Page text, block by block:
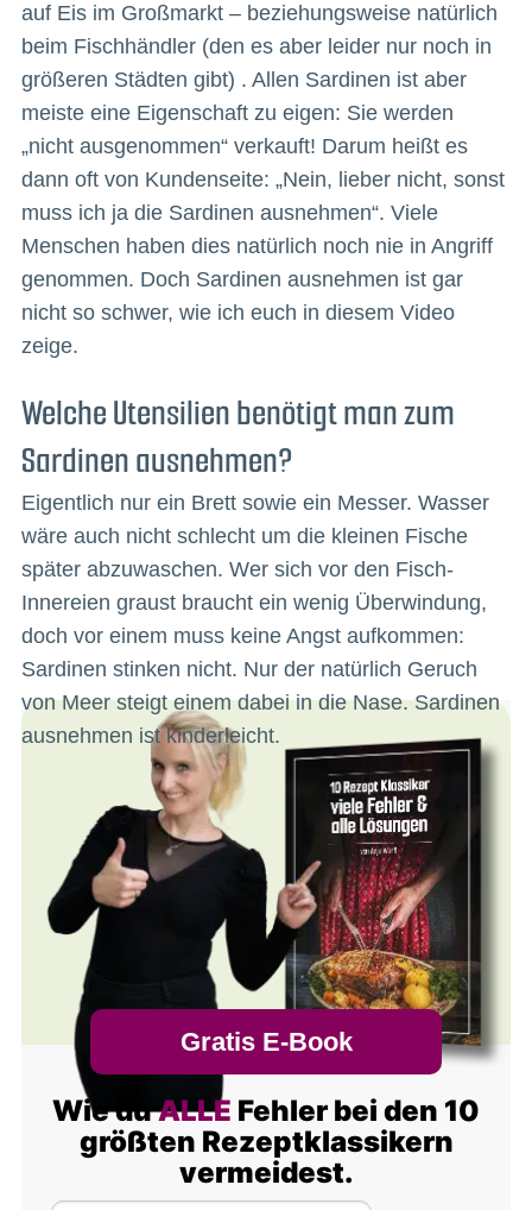
auf Eis im Großmarkt – beziehungsweise natürlich
beim Fischhändler (den es aber leider nur noch in
größeren Städten gibt) . Allen Sardinen ist aber
meiste eine Eigenschaft zu eigen: Sie werden
„nicht ausgenommen“ verkauft! Darum heißt es
dann oft von Kundenseite: „Nein, lieber nicht, sonst
muss ich ja die Sardinen ausnehmen“. Viele
Menschen haben dies natürlich noch nie in Angriff
genommen. Doch Sardinen ausnehmen ist gar
nicht so schwer, wie ich euch in diesem Video
zeige.
Welche Utensilien benötigt man zum
Sardinen ausnehmen?
Eigentlich nur ein Brett sowie ein Messer. Wasser
wäre auch nicht schlecht um die kleinen Fische
später abzuwaschen. Wer sich vor den Fisch-
Innereien graust braucht ein wenig Überwindung,
doch vor einem muss keine Angst aufkommen:
Sardinen stinken nicht. Nur der natürlich Geruch
von Meer steigt einem dabei in die Nase. Sardinen
ausnehmen ist kinderleicht.
Gratis E-Book
Wie duALLE Fehler bei den 10
größten Rezeptklassikern
vermeidest.